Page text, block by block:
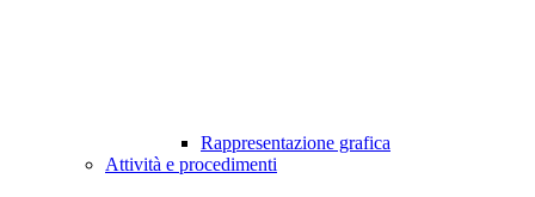
Rappresentazione grafica
Attività e procedimenti